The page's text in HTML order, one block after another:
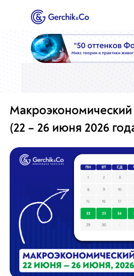
Макроэкономический
(22 – 26 июня 2026